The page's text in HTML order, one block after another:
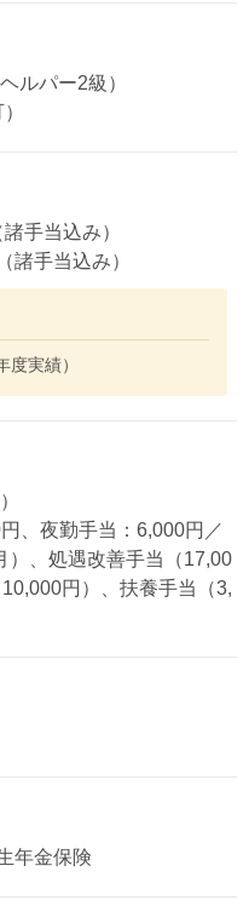
ルパー2級）
手当込み）
諸手当込み）
実績）
、夜勤手当：6,000円／
）、処遇改善手当（17,00
円）、扶養手当（3,
年金保険